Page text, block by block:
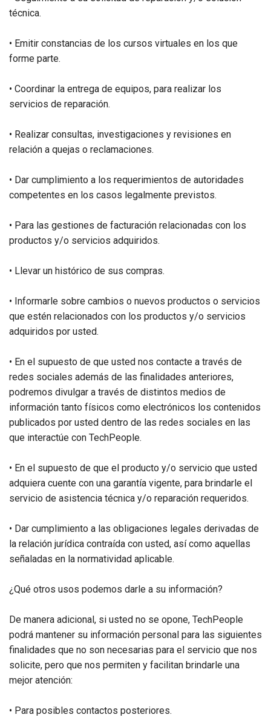
técnica.
• Emitir constancias de los cursos virtuales en los que
forme parte.
• Coordinar la entrega de equipos, para realizar los
servicios de reparación.
• Realizar consultas, investigaciones y revisiones en
relación a quejas o reclamaciones.
• Dar cumplimiento a los requerimientos de autoridades
competentes en los casos legalmente previstos.
• Para las gestiones de facturación relacionadas con los
productos y/o servicios adquiridos.
• Llevar un histórico de sus compras.
• Informarle sobre cambios o nuevos productos o servicios
que estén relacionados con los productos y/o servicios
adquiridos por usted.
• En el supuesto de que usted nos contacte a través de
redes sociales además de las finalidades anteriores,
podremos divulgar a través de distintos medios de
información tanto físicos como electrónicos los contenidos
publicados por usted dentro de las redes sociales en las
que interactúe con TechPeople.
• En el supuesto de que el producto y/o servicio que usted
adquiera cuente con una garantía vigente, para brindarle el
servicio de asistencia técnica y/o reparación requeridos.
• Dar cumplimiento a las obligaciones legales derivadas de
la relación jurídica contraída con usted, así como aquellas
señaladas en la normatividad aplicable.
¿Qué otros usos podemos darle a su información?
De manera adicional, si usted no se opone, TechPeople
podrá mantener su información personal para las siguientes
finalidades que no son necesarias para el servicio que nos
solicite, pero que nos permiten y facilitan brindarle una
mejor atención:
• Para posibles contactos posteriores.